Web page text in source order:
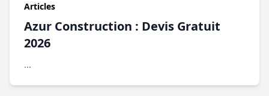
Articles
Azur Construction : Devis Gratuit
2026
...